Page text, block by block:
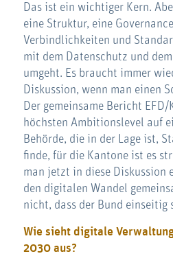
Das ist ein wichtiger Kern.
eine Struktur, eine
Verbindlichkeiten und
mit dem Datenschutz und
umgeht. Es braucht immer
Diskussion, wenn man einen
Der gemeinsame Bericht
höchsten Ambitionslevel auf
Behörde, die in der Lage ist,
finde, für die Kantone ist es
man jetzt in diese Diskussion
den digitalen Wandel
nicht, dass der Bund einseitig
Wie sieht digitale
2030 aus?